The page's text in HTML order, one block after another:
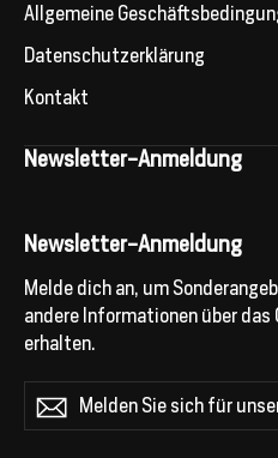
Allgemeine
Datenschutzerklärung
Kontakt
Newsletter-Anmeldung
Newsletter-Anmeldung
Melde dich an, um
andere Informationen über das
erhalten.
Melden
Sie
Abonnieren